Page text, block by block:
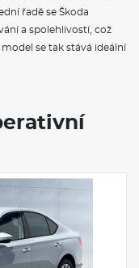
směru jízdy
stmíváním
na straně řidiče a
Square Haptic
řadě se Škoda
a spolehlivostí, což
se tak stává ideální